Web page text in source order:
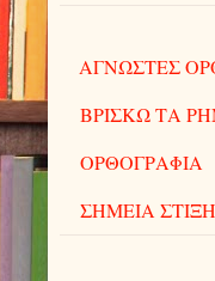
ΑΓΝΩΣΤΕΣ
ΒΡΙΣΚΩ ΤΑ
ΟΡΘΟΓΡΑΦΙΑ
ΣΗΜΕΙΑ